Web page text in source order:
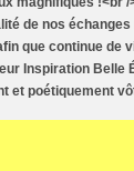
de nos
que continue de
Inspiration Belle
et poétiquement